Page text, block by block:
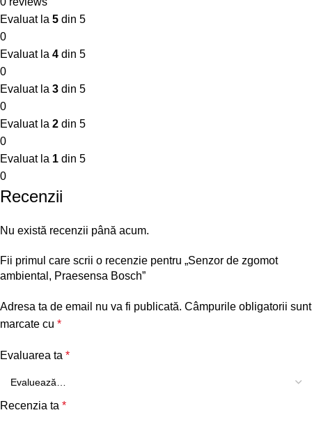
Evaluat la 5 din 5
0
Evaluat la 4 din 5
0
Evaluat la 3 din 5
0
Evaluat la 2 din 5
0
Evaluat la 1 din 5
0
Recenzii
Nu există recenzii până acum.
Fii primul care scrii o recenzie pentru „Senzor de zgomot
ambiental, Praesensa Bosch”
Adresa ta de email nu va fi publicată. Câmpurile obligatorii sunt
marcate cu *
Evaluarea ta *
Recenzia ta *